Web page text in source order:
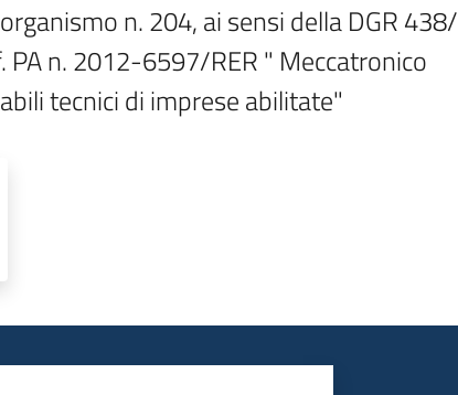
n. 204, ai sensi della DGR
n. 2012-6597/RER " Meccatronico
tecnici di imprese abilitate"